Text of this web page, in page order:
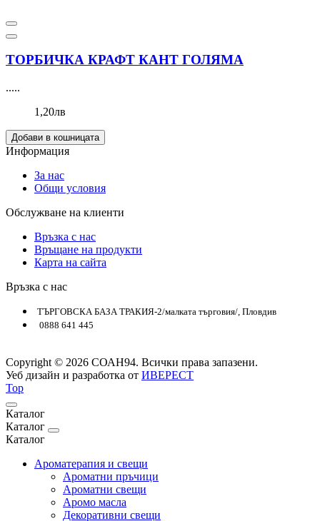
ТОРБИЧКА КРАФТ КАНТ ГОЛЯМА
.....
1,20лв
Добави в кошницата
Информация
За нас
Общи условия
Обслужване на клиенти
Връзка с нас
Връщане на продукти
Карта на сайта
Връзка с нас
ТЪРГОВСКА БАЗА ТРАКИЯ-2/малката търговия/, Пловдив
0888 641 445
Copyright © 2026 СОАН94. Всички права запазени.
Уеб дизайн и разработка от ИВЕРЕСТ
Top
Каталог
Каталог
Каталог
Ароматерапия и свещи
Ароматни пръчици
Ароматни свещи
Аромо масла
Декоративни свещи